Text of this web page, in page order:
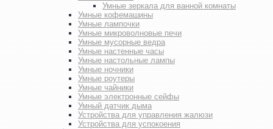
Умные зеркала для ванной комнаты
Умные кофемашины
Умные лампочки
Умные микроволновые печи
Умные мусорные ведра
Умные настенные часы
Умные настольные лампы
Умные ночники
Умные роутеры
Умные чайники
Умные электронные сейфы
Умный датчик дыма
Устройства для управления жалюзи
Устройства для успокоения